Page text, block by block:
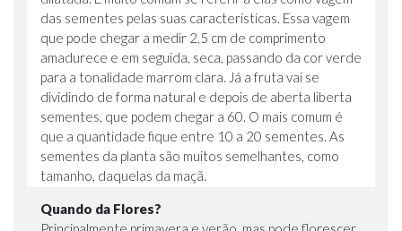
das sementes pelas suas características. Essa vagem
que pode chegar a medir 2,5 cm de comprimento
amadurece e em seguida, seca, passando da cor verde
para a tonalidade marrom clara. Já a fruta vai se
dividindo de forma natural e depois de aberta liberta
sementes, que podem chegar a 60. O mais comum é
que a quantidade fique entre 10 a 20 sementes. As
sementes da planta são muitos semelhantes, como
tamanho, daquelas da maçã.
Quando da Flores?